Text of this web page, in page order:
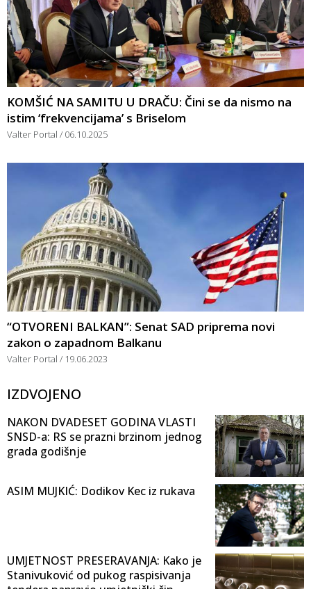
KOMŠIĆ NA SAMITU U DRAČU: Čini se da nismo na
istim ‘frekvencijama’ s Briselom
Valter Portal 06.10.2025
“OTVORENI BALKAN”: Senat SAD priprema novi
zakon o zapadnom Balkanu
Valter Portal 19.06.2023
IZDVOJENO
NAKON DVADESET GODINA VLASTI
SNSD-a: RS se prazni brzinom jednog
grada godišnje
ASIM MUJKIĆ: Dodikov Kec iz rukava
UMJETNOST PRESERAVANJA: Kako je
Stanivuković od pukog raspisivanja